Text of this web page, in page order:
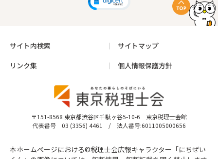
サイト内検索 サイトマップ
リンク集 個人情報保護方針
〒151-8568 東京都渋谷区千駄ヶ谷5-10-6 東京税理士会館
代表番号 03 (3356) 4461 / 法人番号:6011005000656
本ホームぺージにおける©税理士会広報キャラクター「にちぜい